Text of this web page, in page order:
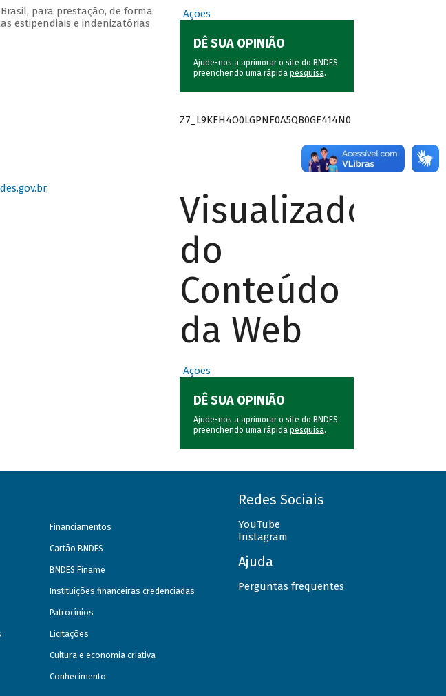
para prestação, de forma
estipendiais e indenizatórias
.
Ações
DÊ SUA OPINIÃO
Ajude-nos a aprimorar o site do BNDES
preenchendo uma rápida pesquisa.
Z7_L9KEH4O0LGPNF0A5QB0GE414N0
Visualizador
do
Conteúdo
da Web
Ações
DÊ SUA OPINIÃO
Ajude-nos a aprimorar o site do BNDES
preenchendo uma rápida pesquisa.
Financiamentos
Cartão BNDES
BNDES Finame
Instituições financeiras credenciadas
Patrocínios
Licitações
Cultura e economia criativa
Conhecimento
Redes Sociais
YouTube
Instagram
Ajuda
Perguntas frequentes